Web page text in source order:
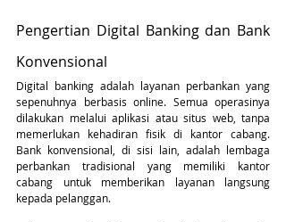
Pengertian Digital Banking dan Bank
Konvensional
Digital banking adalah layanan perbankan yang
sepenuhnya berbasis online. Semua operasinya
dilakukan melalui aplikasi atau situs web, tanpa
memerlukan kehadiran fisik di kantor cabang.
Bank konvensional, di sisi lain, adalah lembaga
perbankan tradisional yang memiliki kantor
cabang untuk memberikan layanan langsung
kepada pelanggan.